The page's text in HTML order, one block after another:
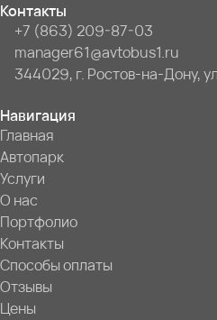
Контакты
+7 (863) 209-87-03
manager61@avtobus1.ru
344029, г. Ростов-на-Дону,
Навигация
Главная
Автопарк
Услуги
О нас
Портфолио
Контакты
Способы оплаты
Отзывы
Цены